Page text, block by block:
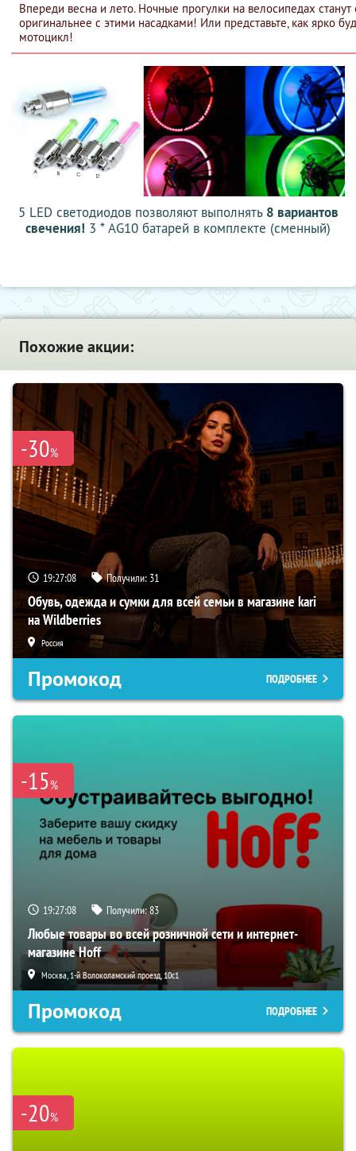
Впереди весна и лето. Ночные прогулки на велосипедах
оригинальнее с этими насадками! Или представьте, как ярко
мотоцикл!
5 LED светодиодов позволяют выполнять 8 вариантов
свечения! 3 * AG10 батарей в комплекте (сменный)
Похожие акции:
-30%
19:27:06 Получили: 31
Обувь, одежда и сумки для всей семьи в магазине kari
на Wildberries
Россия
Промокод ПОДРОБНЕЕ
-15%
19:27:06 Получили:83
Любые товары во всей розничной сети и интернет-
магазине Hoff
Москва, 1-й Волоколамский проезд, 10с1
Промокод ПОДРОБНЕЕ
-20%